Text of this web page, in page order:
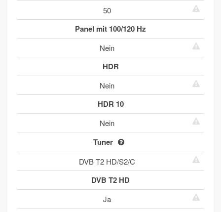
50
Panel mit 100/120 Hz
Nein
HDR
Nein
HDR 10
Nein
Tuner
DVB T2 HD/S2/C
DVB T2 HD
Ja